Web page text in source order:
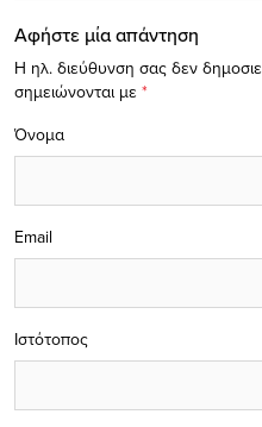
Αφήστε μία απάντηση
Η ηλ. διεύθυνση σας δεν
σημειώνονται με *
Όνομα
Email
Ιστότοπος